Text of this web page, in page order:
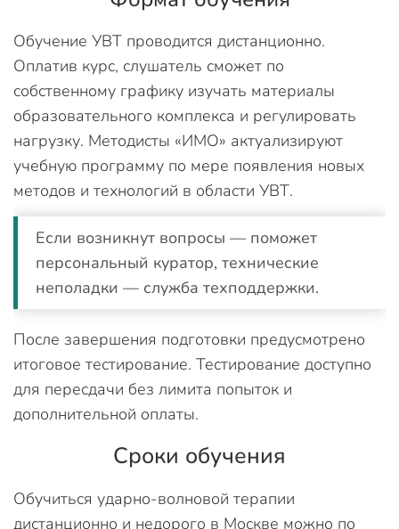
Обучение УВТ проводится дистанционно.
Оплатив курс, слушатель сможет по
собственному графику изучать материалы
образовательного комплекса и регулировать
нагрузку. Методисты «ИМО» актуализируют
учебную программу по мере появления новых
методов и технологий в области УВТ.
Если возникнут вопросы — поможет
персональный куратор, технические
неполадки — служба техподдержки.
После завершения подготовки предусмотрено
итоговое тестирование. Тестирование доступно
для пересдачи без лимита попыток и
дополнительной оплаты.
Сроки обучения
Обучиться ударно-волновой терапии
дистанционно и недорого в Москве можно по